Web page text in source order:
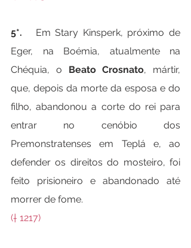
5*. Em Stary Kinsperk, próximo de
Eger, na Boémia, atualmente na
Chéquia, o Beato Crosnato, mártir,
que, depois da morte da esposa e do
filho, abandonou a corte do rei para
entrar no cenóbio dos
Premonstratenses em Teplá e, ao
defender os direitos do mosteiro, foi
feito prisioneiro e abandonado até
morrer de fome.
(† 1217)